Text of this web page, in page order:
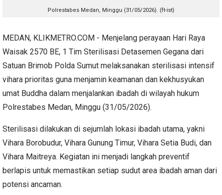
Polrestabes Medan, Minggu (31/05/2026). (ft-ist)
MEDAN, KLIKMETRO.COM - Menjelang perayaan Hari Raya
Waisak 2570 BE, 1 Tim Sterilisasi Detasemen Gegana dari
Satuan Brimob Polda Sumut melaksanakan sterilisasi intensif
vihara prioritas guna menjamin keamanan dan kekhusyukan
umat Buddha dalam menjalankan ibadah di wilayah hukum
Polrestabes Medan, Minggu (31/05/2026).
Sterilisasi dilakukan di sejumlah lokasi ibadah utama, yakni
Vihara Borobudur, Vihara Gunung Timur, Vihara Setia Budi, dan
Vihara Maitreya. Kegiatan ini menjadi langkah preventif
berlapis untuk memastikan setiap sudut area ibadah aman dari
potensi ancaman.